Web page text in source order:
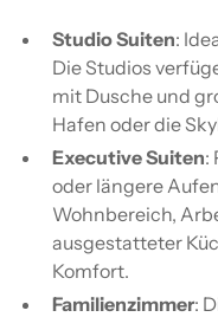
Studio Suiten:
Die Studios
mit Dusche und
Hafen oder die
Executive Suiten:
oder längere
Wohnbereich,
ausgestatteter
Komfort.
Familienzimmer: